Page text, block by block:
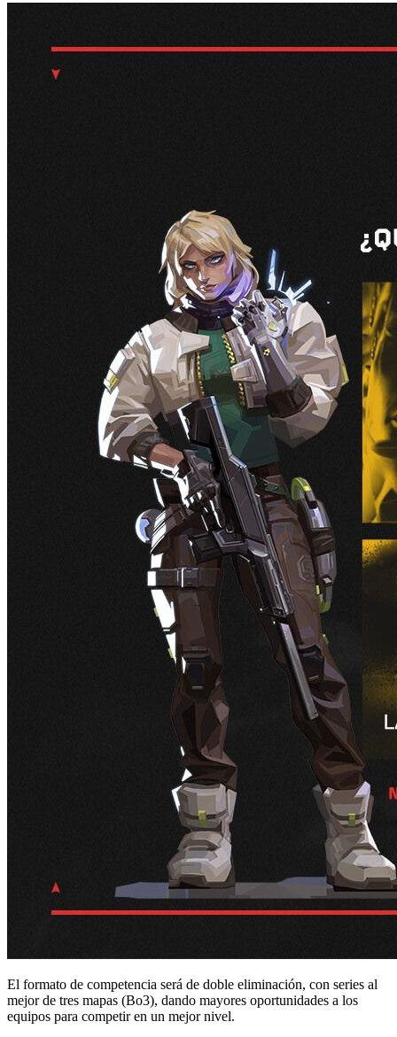
El formato de competencia será de doble eliminación, con series al
mejor de tres mapas (Bo3), dando mayores oportunidades a los
equipos para competir en un mejor nivel.